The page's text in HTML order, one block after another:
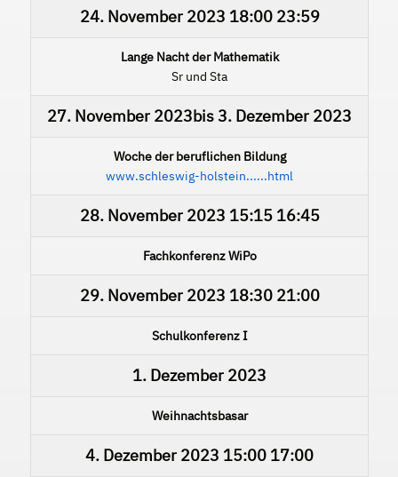
24. November 2023 18:00 23:59
Lange Nacht der Mathematik
Sr und Sta
27. November 2023bis3. Dezember 2023
Woche der beruflichen Bildung
www.schleswig-holstein......html
28. November 2023 15:15 16:45
Fachkonferenz WiPo
29. November 2023 18:30 21:00
Schulkonferenz I
1. Dezember 2023
Weihnachtsbasar
4. Dezember 2023 15:00 17:00